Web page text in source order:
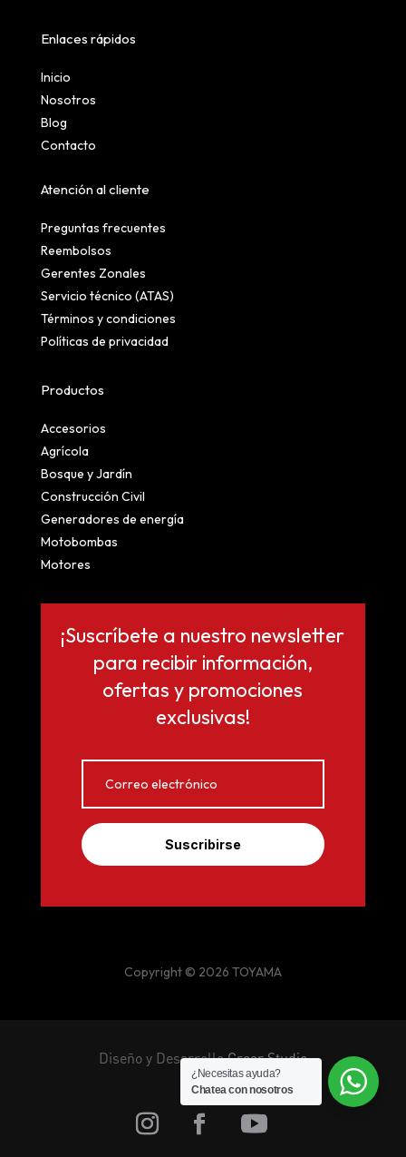
Enlaces rápidos
Inicio
Nosotros
Blog
Contacto
Atención al cliente
Preguntas frecuentes
Reembolsos
Gerentes Zonales
Servicio técnico (ATAS)
Términos y condiciones
Políticas de privacidad
Productos
Accesorios
Agrícola
Bosque y Jardín
Construcción Civil
Generadores de energía
Motobombas
Motores
¡Suscríbete a nuestro newsletter
para recibir información,
ofertas y promociones
exclusivas!
Suscribirse
Copyright © 2026 TOYAMA
Diseño y DesarrolloCrear Studio
¿Necesitas ayuda?
Chatea con nosotros